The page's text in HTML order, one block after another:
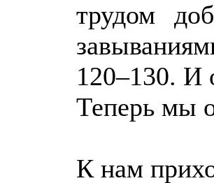
трудом
120–130. И
Теперь мы
К нам